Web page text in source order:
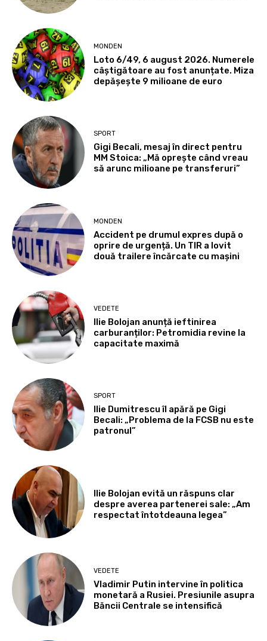
MONDEN
Loto 6/49, 6 august 2026. Numerele
câștigătoare au fost anunțate. Miza
depășește 9 milioane de euro
SPORT
Gigi Becali, mesaj în direct pentru
MM Stoica: „Mă oprește când vreau
să arunc milioane pe transferuri”
MONDEN
Accident pe drumul expres după o
oprire de urgență. Un TIR a lovit
două trailere încărcate cu mașini
VEDETE
Ilie Bolojan anunță ieftinirea
carburanților: Petromidia revine la
capacitate maximă
SPORT
Ilie Dumitrescu îl apără pe Gigi
Becali: „Problema de la FCSB nu este
patronul”
Ilie Bolojan evită un răspuns clar
despre averea partenerei sale: „Am
respectat întotdeauna legea”
VEDETE
Vladimir Putin intervine în politica
monetară a Rusiei. Presiunile asupra
Băncii Centrale se intensifică